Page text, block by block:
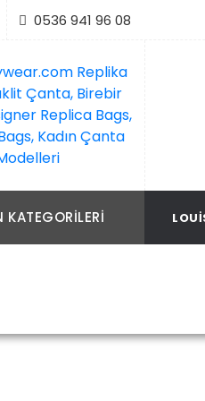
0536 941 96 08
Bags, Kadın Çanta Modelleri
KATEGORILERI